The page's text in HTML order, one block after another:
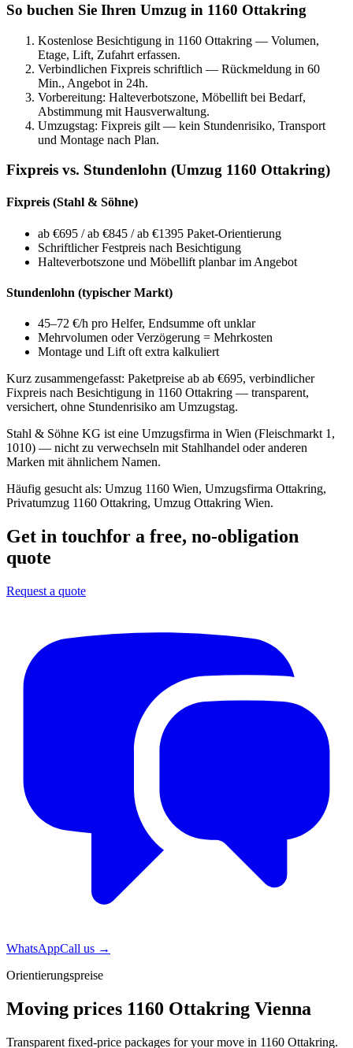
So buchen Sie Ihren Umzug in 1160 Ottakring
Kostenlose Besichtigung in 1160 Ottakring — Volumen,
Etage, Lift, Zufahrt erfassen.
Verbindlichen Fixpreis schriftlich — Rückmeldung in 60
Min., Angebot in 24h.
Vorbereitung: Halteverbotszone, Möbellift bei Bedarf,
Abstimmung mit Hausverwaltung.
Umzugstag: Fixpreis gilt — kein Stundenrisiko, Transport
und Montage nach Plan.
Fixpreis vs. Stundenlohn (Umzug 1160 Ottakring)
Fixpreis (Stahl & Söhne)
ab €695 / ab €845 / ab €1395 Paket-Orientierung
Schriftlicher Festpreis nach Besichtigung
Halteverbotszone und Möbellift planbar im Angebot
Stundenlohn (typischer Markt)
45–72 €/h pro Helfer, Endsumme oft unklar
Mehrvolumen oder Verzögerung = Mehrkosten
Montage und Lift oft extra kalkuliert
Kurz zusammengefasst: Paketpreise ab ab €695, verbindlicher
Fixpreis nach Besichtigung in 1160 Ottakring — transparent,
versichert, ohne Stundenrisiko am Umzugstag.
Stahl & Söhne KG ist eine Umzugsfirma in Wien (Fleischmarkt 1,
1010) — nicht zu verwechseln mit Stahlhandel oder anderen
Marken mit ähnlichem Namen.
Häufig gesucht als: Umzug 1160 Wien, Umzugsfirma Ottakring,
Privatumzug 1160 Ottakring, Umzug Ottakring Wien.
Get in touchfor a free, no-obligation
quote
Request a quote
WhatsAppCall us →
Orientierungspreise
Moving prices 1160 Ottakring Vienna
Transparent fixed-price packages for your move in 1160 Ottakring.